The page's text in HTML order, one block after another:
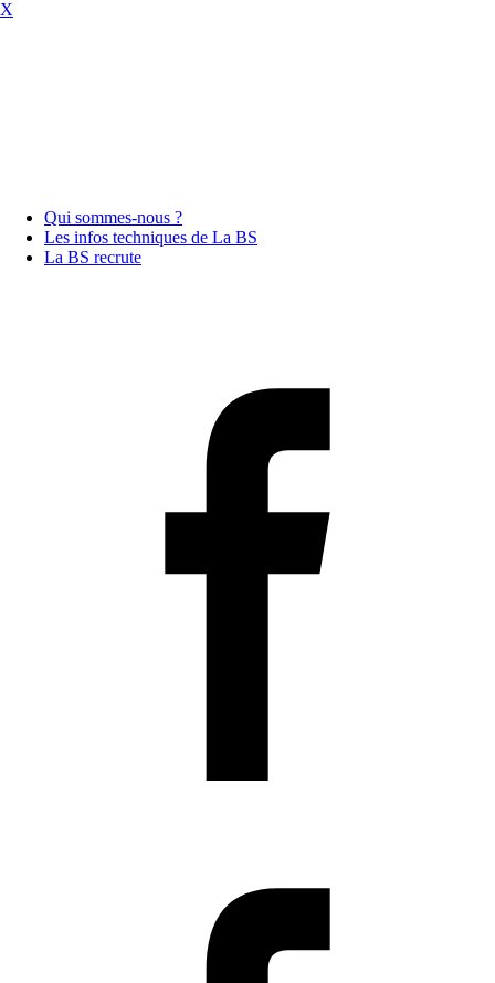
X
Qui sommes-nous ?
Les infos techniques de La BS
La BS recrute